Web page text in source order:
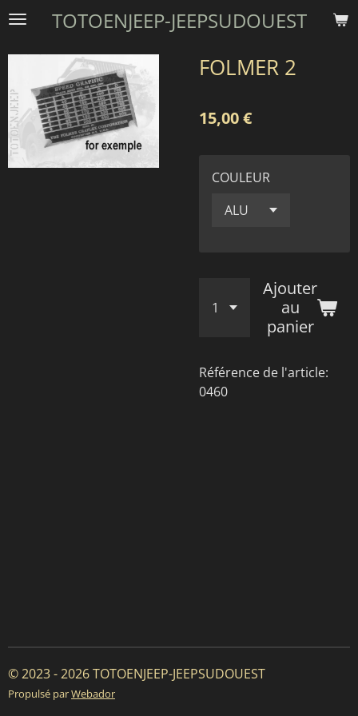
Passer
contenu
TOTOENJEEP-JEEPSUDOUEST
FOLMER 2
15,00 €
COULEUR
Ajouter
au
panier
Référence de l'article:
0460
© 2023 - 2026 TOTOENJEEP-JEEPSUDOUEST
Propulsé parWebador